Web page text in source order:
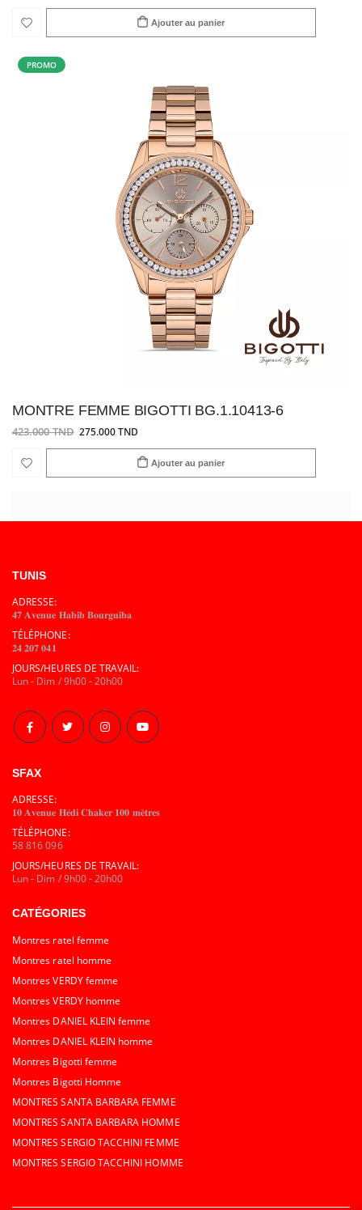
Ajouter au panier
PROMO
MONTRE FEMME BIGOTTI BG.1.10413-6
423.000 TND 275.000 TND
Ajouter au panier
TUNIS
ADRESSE:
𝟒𝟕 𝐀𝐯𝐞𝐧𝐮𝐞 𝐇𝐚𝐛𝐢𝐛 𝐁𝐨𝐮𝐫𝐠𝐮𝐢𝐛𝐚
TÉLÉPHONE:
𝟐𝟒 𝟐𝟎𝟕 𝟎𝟒𝟏
JOURS/HEURES DE TRAVAIL:
Lun - Dim / 9h00 - 20h00
SFAX
ADRESSE:
𝟏𝟎 𝐀𝐯𝐞𝐧𝐮𝐞 𝐇𝐞́𝐝𝐢 𝐂𝐡𝐚𝐤𝐞𝐫 𝟏𝟎𝟎 𝐦𝐞̀𝐭𝐫𝐞𝐬
TÉLÉPHONE:
58 816 096
JOURS/HEURES DE TRAVAIL:
Lun - Dim / 9h00 - 20h00
CATÉGORIES
Montres ratel femme
Montres ratel homme
Montres VERDY femme
Montres VERDY homme
Montres DANIEL KLEIN femme
Montres DANIEL KLEIN homme
Montres Bigotti femme
Montres Bigotti Homme
MONTRES SANTA BARBARA FEMME
MONTRES SANTA BARBARA HOMME
MONTRES SERGIO TACCHINI FEMME
MONTRES SERGIO TACCHINI HOMME